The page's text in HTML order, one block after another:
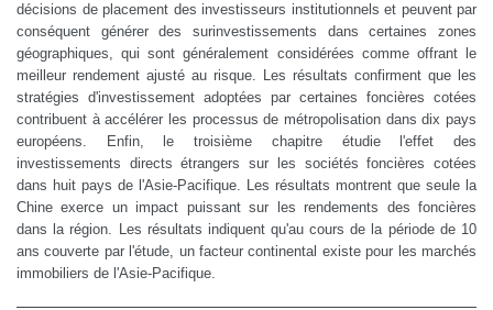
décisions de placement des investisseurs institutionnels et peuvent par
conséquent générer des surinvestissements dans certaines zones
géographiques, qui sont généralement considérées comme offrant le
meilleur rendement ajusté au risque. Les résultats confirment que les
stratégies d'investissement adoptées par certaines foncières cotées
contribuent à accélérer les processus de métropolisation dans dix pays
européens. Enfin, le troisième chapitre étudie l'effet des
investissements directs étrangers sur les sociétés foncières cotées
dans huit pays de l'Asie-Pacifique. Les résultats montrent que seule la
Chine exerce un impact puissant sur les rendements des foncières
dans la région. Les résultats indiquent qu'au cours de la période de 10
ans couverte par l'étude, un facteur continental existe pour les marchés
immobiliers de l'Asie-Pacifique.